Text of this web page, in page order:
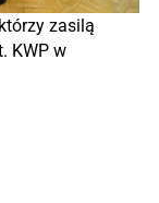
zasilą
KWP w